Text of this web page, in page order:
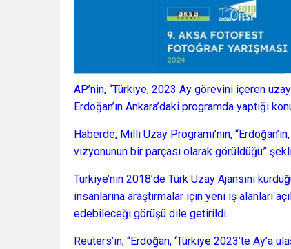
AP’nin, “Türkiye, 2023 Ay görevini içeren
Erdoğan’ın Ankara’daki programda yaptığı
Haberde, Milli Uzay Programı’nın,
vizyonunun bir parçası olarak görüldüğü”
Türkiye’nin 2018’de Türk Uzay Ajansını
insanlarına araştırmalar için yeni iş alanları
edebileceği görüşü dile getirildi.
Reuters’in, “Erdoğan, ‘Türkiye 2023’te Ay’a